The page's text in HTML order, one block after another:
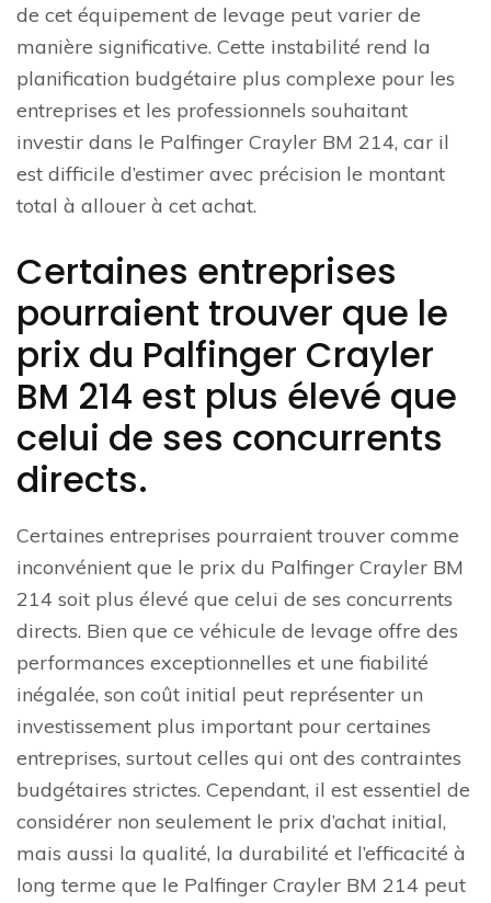
de cet équipement de levage peut varier de
manière significative. Cette instabilité rend la
planification budgétaire plus complexe pour les
entreprises et les professionnels souhaitant
investir dans le Palfinger Crayler BM 214, car il
est difficile d’estimer avec précision le montant
total à allouer à cet achat.
Certaines entreprises
pourraient trouver que le
prix du Palfinger Crayler
BM 214 est plus élevé que
celui de ses concurrents
directs.
Certaines entreprises pourraient trouver comme
inconvénient que le prix du Palfinger Crayler BM
214 soit plus élevé que celui de ses concurrents
directs. Bien que ce véhicule de levage offre des
performances exceptionnelles et une fiabilité
inégalée, son coût initial peut représenter un
investissement plus important pour certaines
entreprises, surtout celles qui ont des contraintes
budgétaires strictes. Cependant, il est essentiel de
considérer non seulement le prix d’achat initial,
mais aussi la qualité, la durabilité et l’efficacité à
long terme que le Palfinger Crayler BM 214 peut